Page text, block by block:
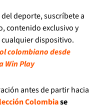
deporte, suscríbete a
contenido exclusivo y
dispositivo.
colombiano desde
Win Play
antes de partir hacia
Colombiase